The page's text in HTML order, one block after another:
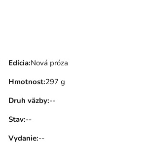
Edícia:Nová próza
Hmotnost:297 g
Druh väzby:--
Stav:--
Vydanie:--